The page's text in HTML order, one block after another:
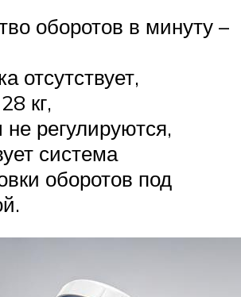
оборотов в минуту –
отсутствует,
кг,
регулируются,
система
оборотов под